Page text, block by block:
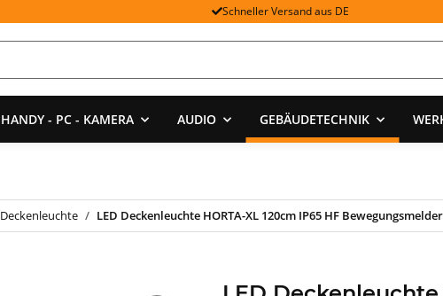
Schneller Versand aus DE
HANDY - PC - KAMERA AUDIO GEBÄUDETECHNIK
Deckenleuchte LED Deckenleuchte HORTA-XL 120cm IP65 HF